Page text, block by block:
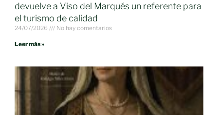
devuelve a Viso del Marqués un referente para
el turismo de calidad
24/07/2026 No hay comentarios
Leer más »